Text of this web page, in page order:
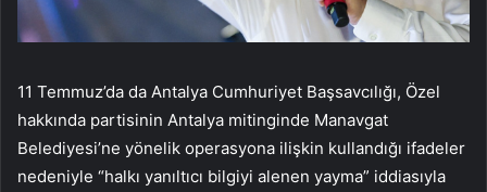
11 Temmuz’da da Antalya Cumhuriyet Başsavcılığı, Özel
hakkında partisinin Antalya mitinginde Manavgat
Belediyesi’ne yönelik operasyona ilişkin kullandığı ifadeler
nedeniyle “halkı yanıltıcı bilgiyi alenen yayma” iddiasıyla